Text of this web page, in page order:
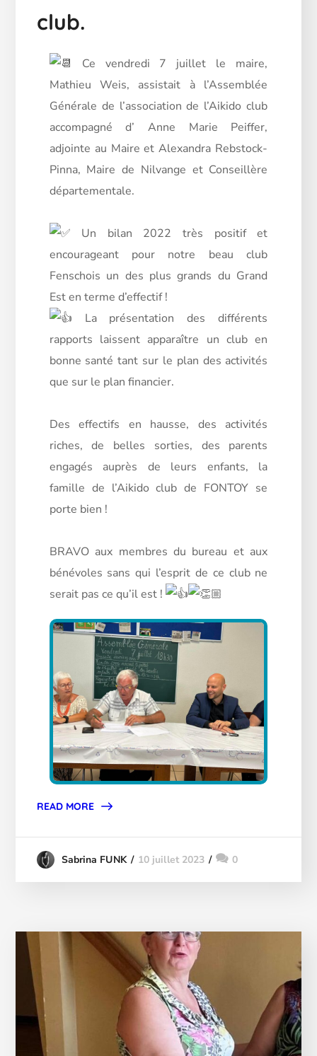
club.
Ce vendredi 7 juillet le maire,
Mathieu Weis, assistait à l’Assemblée
Générale de l’association de l’Aikido club
accompagné d’ Anne Marie Peiffer,
adjointe au Maire et Alexandra Rebstock-
Pinna, Maire de Nilvange et Conseillère
départementale.
Un bilan 2022 très positif et
encourageant pour notre beau club
Fenschois un des plus grands du Grand
Est en terme d’effectif !
La présentation des différents
rapports laissent apparaître un club en
bonne santé tant sur le plan des activités
que sur le plan financier.
Des effectifs en hausse, des activités
riches, de belles sorties, des parents
engagés auprès de leurs enfants, la
famille de l’Aikido club de FONTOY se
porte bien !
BRAVO aux membres du bureau et aux
bénévoles sans qui l’esprit de ce club ne
serait pas ce qu’il est !
READ MORE
Sabrina FUNK 10 juillet 2023 0